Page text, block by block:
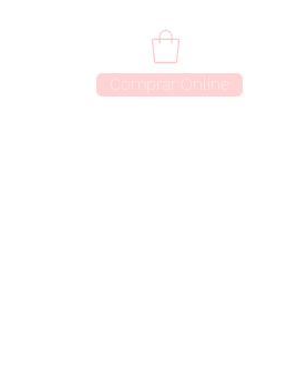
Comprar Online